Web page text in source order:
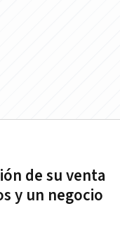
de su venta
y un negocio